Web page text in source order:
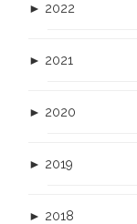
► 2022
► 2021
► 2020
► 2019
► 2018